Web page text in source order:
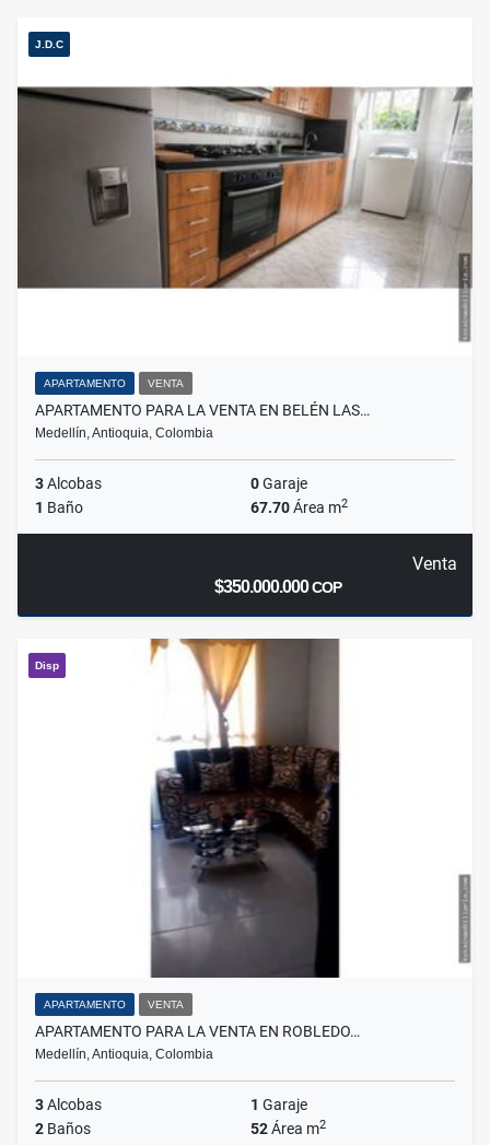
J.D.C
APARTAMENTO VENTA
APARTAMENTO PARA LA VENTA EN BELÉN LAS…
Medellín, Antioquia, Colombia
3Alcobas 0Garaje
1 Baño 67.70Área m2
Venta
$350.000.000COP
Disp
APARTAMENTO VENTA
APARTAMENTO PARA LA VENTA EN ROBLEDO…
Medellín, Antioquia, Colombia
3Alcobas 1 Garaje
2 Baños 52Área m2